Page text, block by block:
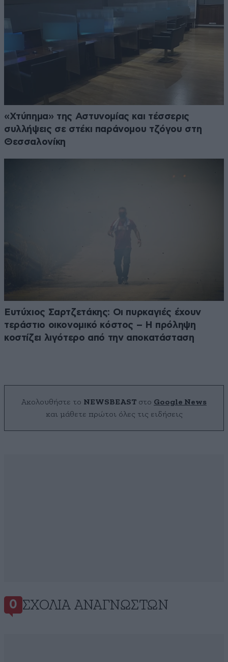
«Χτύπημα» της Αστυνομίας και τέσσερις
συλλήψεις σε στέκι παράνομου τζόγου στη
Θεσσαλονίκη
Ευτύχιος Σαρτζετάκης: Οι πυρκαγιές έχουν
τεράστιο οικονομικό κόστος – Η πρόληψη
κοστίζει λιγότερο από την αποκατάσταση
Ακολουθήστε το NEWSBEAST στο Google News
και μάθετε πρώτοι όλες τις ειδήσεις
0 ΣΧΌΛΙΑ ΑΝΑΓΝΩΣΤΏΝ